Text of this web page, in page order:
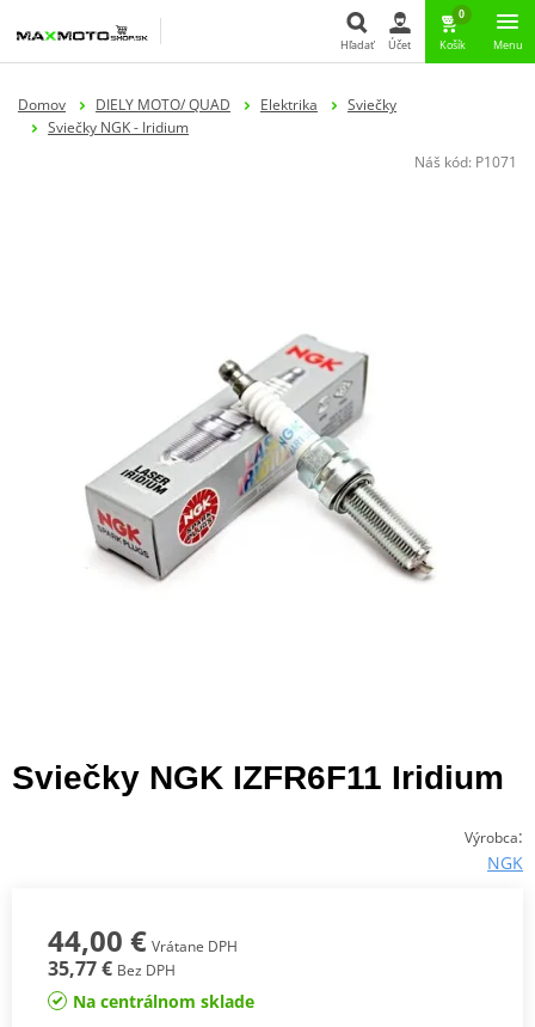
Hľadať Účet
0
Košík Menu
Domov DIELY MOTO/ QUAD Elektrika
Sviečky
Sviečky NGK - Iridium
Náš kód: P1071
Sviečky NGK IZFR6F11 Iridium
Výrobca:
NGK
44,00 € Vrátane DPH
35,77 € Bez DPH
Na centrálnom sklade